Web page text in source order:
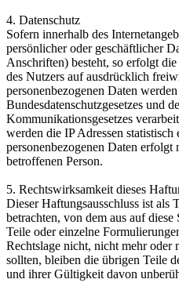
4. Datenschutz
Sofern innerhalb des
persönlicher oder geschäftlicher
Anschriften) besteht, so erfolgt die
des Nutzers auf ausdrücklich
personenbezogenen Daten
Bundesdatenschutzgesetzes und
Kommunikationsgesetzes
werden die IP Adressen
personenbezogenen Daten
betroffenen Person.
5. Rechtswirksamkeit dieses
Dieser Haftungsausschluss ist als
betrachten, von dem aus auf
Teile oder einzelne
Rechtslage nicht, nicht mehr oder
sollten, bleiben die übrigen Teile
und ihrer Gültigkeit davon